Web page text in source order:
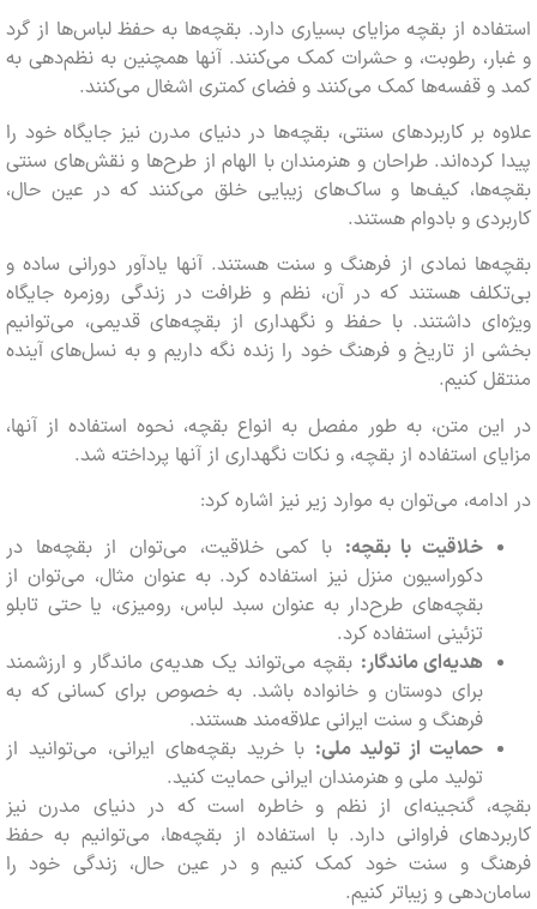
از بقچه مزایای بسیاری دارد. بقچه‌ها به حفظ لباس‌ها از گرد
رطوبت، و حشرات کمک می‌کنند. آنها همچنین به نظم‌دهی به
قفسه‌ها کمک می‌کنند و فضای کمتری اشغال می‌کنند.
بر کاربردهای سنتی، بقچه‌ها در دنیای مدرن نیز جایگاه خود را
طراحان و هنرمندان با الهام از طرح‌ها و نقش‌های سنتی
کیف‌ها و ساک‌های زیبایی خلق می‌کنند که در عین حال،
و بادوام هستند.
نمادی از فرهنگ و سنت هستند. آنها یادآور دورانی ساده و
هستند که در آن، نظم و ظرافت در زندگی روزمره جایگاه
داشتند. با حفظ و نگهداری از بقچه‌های قدیمی، می‌توانیم
از تاریخ و فرهنگ خود را زنده نگه داریم و به نسل‌های آینده
کنیم.
متن، به طور مفصل به انواع بقچه، نحوه استفاده از آنها،
استفاده از بقچه، و نکات نگهداری از آنها پرداخته شد.
می‌توان به موارد زیر نیز اشاره کرد:
خلاقیت با بقچه:با کمی خلاقیت، می‌توان از بقچه‌ها در
دکوراسیون منزل نیز استفاده کرد. به عنوان مثال، می‌توان از
بقچه‌های طرح‌دار به عنوان سبد لباس، رومیزی، یا حتی تابلو
تزئینی استفاده کرد.
هدیه‌ای ماندگار:بقچه می‌تواند یک هدیه‌ی ماندگار و ارزشمند
برای دوستان و خانواده باشد. به خصوص برای کسانی که به
فرهنگ و سنت ایرانی علاقه‌مند هستند.
حمایت از تولید ملی: با خرید بقچه‌های ایرانی، می‌توانید از
تولید ملی و هنرمندان ایرانی حمایت کنید.
گنجینه‌ای از نظم و خاطره است که در دنیای مدرن نیز
فراوانی دارد. با استفاده از بقچه‌ها، می‌توانیم به حفظ
و سنت خود کمک کنیم و در عین حال، زندگی خود را
و زیباتر کنیم.